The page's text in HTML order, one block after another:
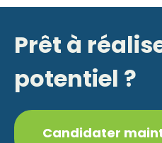
Prêt à
potentiel ?
Candidater